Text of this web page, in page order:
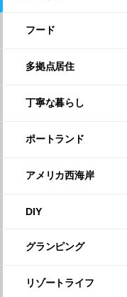
フード
多拠点居住
丁寧な暮らし
ポートランド
アメリカ西海岸
DIY
グランピング
リゾートライフ